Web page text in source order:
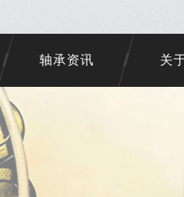
轴承资讯 关